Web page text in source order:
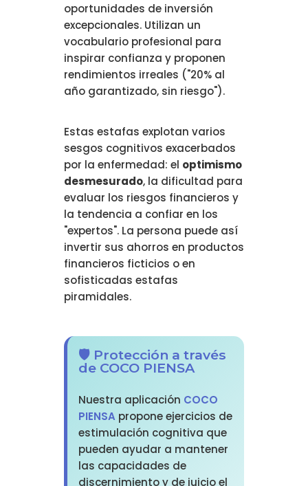
oportunidades de inversión
excepcionales. Utilizan un
vocabulario profesional para
inspirar confianza y proponen
rendimientos irreales ("20% al
año garantizado, sin riesgo").
Estas estafas explotan varios
sesgos cognitivos exacerbados
por la enfermedad: el optimismo
desmesurado, la dificultad para
evaluar los riesgos financieros y
la tendencia a confiar en los
"expertos". La persona puede así
invertir sus ahorros en productos
financieros ficticios o en
sofisticadas estafas
piramidales.
🛡️ Protección a través
de COCO PIENSA
Nuestra aplicación COCO
PIENSApropone ejercicios de
estimulación cognitiva que
pueden ayudar a mantener
las capacidades de
discernimiento y de juicio el